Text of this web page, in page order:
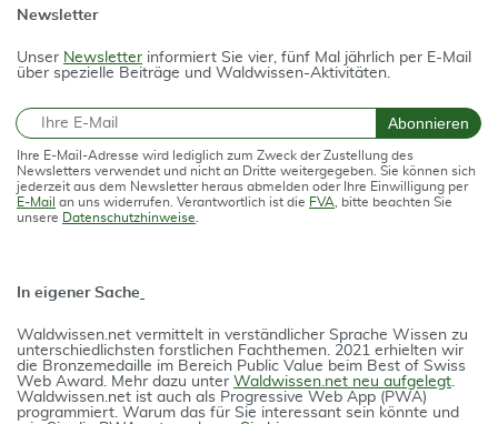
Newsletter
Unser Newsletter informiert Sie vier, fünf Mal jährlich per E-Mail
über spezielle Beiträge und Waldwissen-Aktivitäten.
E-Mail Abonnieren
Ihre E-Mail-Adresse wird lediglich zum Zweck der Zustellung des
Newsletters verwendet und nicht an Dritte weitergegeben. Sie können sich
jederzeit aus dem Newsletter heraus abmelden oder Ihre Einwilligung per
E-Mail an uns widerrufen. Verantwortlich ist die FVA , bitte beachten Sie
unsere Datenschutzhinweise
In eigener Sache
Waldwissen.net vermittelt in verständlicher Spra­che Wissen zu
unterschiedlichsten forstlichen Fach­themen. 2021 erhielten wir
die Bron­ze­medail­le im Bereich Public Value beim Best of Swiss
Web Award. Mehr dazu unter Waldwissen.net neu aufgelegt
Waldwissen.net ist auch als Progres­si­ve Web App (PWA)
programmiert. Warum das für Sie interessant sein könnte und